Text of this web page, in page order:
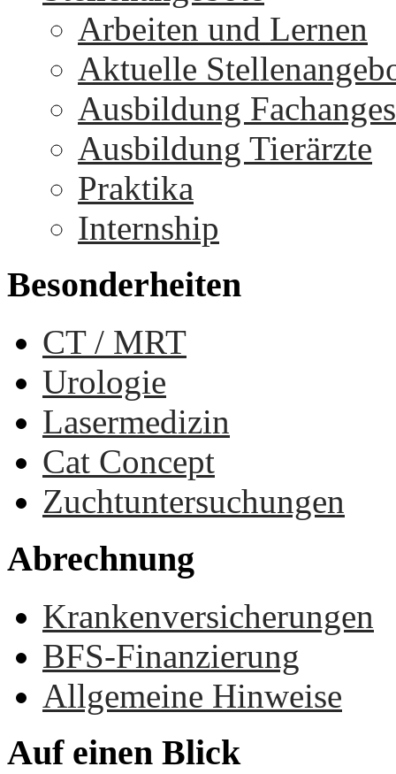
Arbeiten und Lernen
Aktuelle
Ausbildung
Ausbildung Tierärzte
Praktika
Internship
Besonderheiten
CT / MRT
Urologie
Lasermedizin
Cat Concept
Zuchtuntersuchungen
Abrechnung
Krankenversicherungen
BFS-Finanzierung
Allgemeine Hinweise
Auf einen Blick